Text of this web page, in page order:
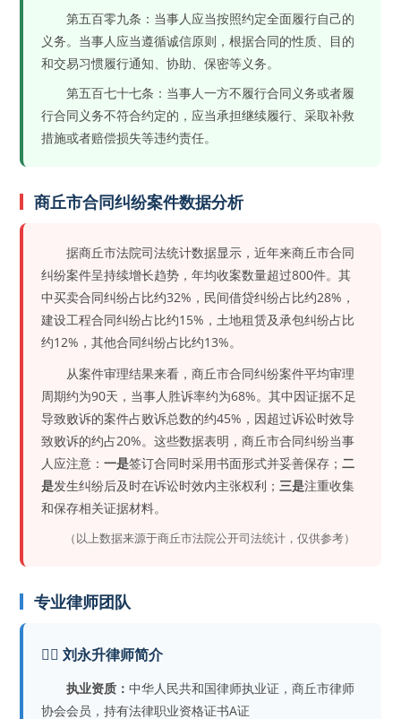
第五百零九条：当事人应当按照约定全面履行自己的
义务。当事人应当遵循诚信原则，根据合同的性质、目的
和交易习惯履行通知、协助、保密等义务。
第五百七十七条：当事人一方不履行合同义务或者履
行合同义务不符合约定的，应当承担继续履行、采取补救
措施或者赔偿损失等违约责任。
商丘市合同纠纷案件数据分析
据商丘市法院司法统计数据显示，近年来商丘市合同
纠纷案件呈持续增长趋势，年均收案数量超过800件。其
中买卖合同纠纷占比约32%，民间借贷纠纷占比约28%，
建设工程合同纠纷占比约15%，土地租赁及承包纠纷占比
约12%，其他合同纠纷占比约13%。
从案件审理结果来看，商丘市合同纠纷案件平均审理
周期约为90天，当事人胜诉率约为68%。其中因证据不足
导致败诉的案件占败诉总数的约45%，因超过诉讼时效导
致败诉的约占20%。这些数据表明，商丘市合同纠纷当事
人应注意：一是签订合同时采用书面形式并妥善保存；二
是发生纠纷后及时在诉讼时效内主张权利；三是注重收集
和保存相关证据材料。
（以上数据来源于商丘市法院公开司法统计，仅供参考）
专业律师团队
👨‍⚖️ 刘永升律师简介
执业资质：中华人民共和国律师执业证，商丘市律师
协会会员，持有法律职业资格证书A证